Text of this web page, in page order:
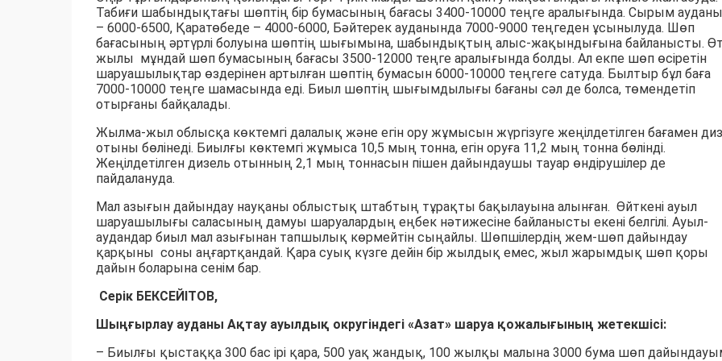
Табиғи шабындықтағы шөптің бір бумасының бағасы 3400-10000 теңге аралығында. Сырым
– 6000-6500, Қаратөбеде – 4000-6000, Бәйтерек ауданында 7000-9000 теңгеден ұсынылуда. Шөп
бағасының әртүрлі болуына шөптің шығымына, шабындықтың алыс-жақындығына байланысты.
жылы мұндай шөп бумасының бағасы 3500-12000 теңге аралығында болды. Ал екпе шөп өсіретін
шаруашылықтар өздерінен артылған шөптің бумасын 6000-10000 теңгеге сатуда. Былтыр бұл баға
7000-10000 теңге шамасында еді. Биыл шөптің шығымдылығы бағаны сәл де болса, төмендетіп
отырғаны байқалады.
Жылма-жыл облысқа көктемгі далалық және егін ору жұмысын жүргізуге жеңілдетілген бағамен
отыны бөлінеді. Биылғы көктемгі жұмыса 10,5 мың тонна, егін оруға 11,2 мың тонна бөлінді.
Жеңілдетілген дизель отынның 2,1 мың тоннасын пішен дайындаушы тауар өндірушілер де
пайдалануда.
Мал азығын дайындау науқаны облыстық штабтың тұрақты бақылауына алынған. Өйткені ауыл
шаруашылығы саласының дамуы шаруалардың еңбек нәтижесіне байланысты екені белгілі. Ауыл-
аудандар биыл мал азығынан тапшылық көрмейтін сыңайлы. Шөпшілердің жем-шөп дайындау
қарқыны соны аңғартқандай. Қара суық күзге дейін бір жылдық емес, жыл жарымдық шөп қоры
дайын боларына сенім бар.
Серік БЕКСЕЙІТОВ,
Шыңғырлау ауданы Ақтау ауылдық округіндегі «Азат» шаруа қожалығының жетекшісі:
– Биылғы қыстаққа 300 бас ірі қара, 500 уақ жандық, 100 жылқы малына 3000 бума шөп